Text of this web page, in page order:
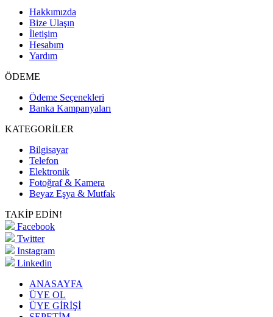
Hakkımızda
Bize Ulaşın
İletişim
Hesabım
Yardım
ÖDEME
Ödeme Seçenekleri
Banka Kampanyaları
KATEGORİLER
Bilgisayar
Telefon
Elektronik
Fotoğraf & Kamera
Beyaz Eşya & Mutfak
TAKİP EDİN!
Facebook
Twitter
Instagram
Linkedin
ANASAYFA
ÜYE OL
ÜYE GİRİŞİ